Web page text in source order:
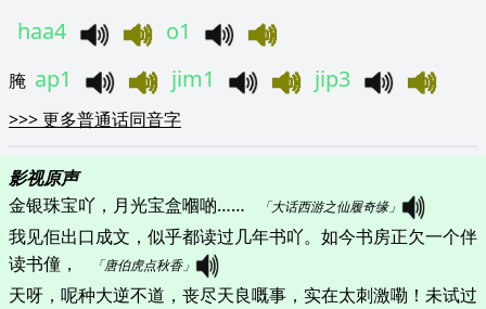
haa4
o1
腌 ap1 jim1 jip3
>>>更多普通话同音字
影视原声
金银珠宝吖，月光宝盒嗰啲……
「大话西游之仙履奇缘」
我见佢出口成文，似乎都读过几年书吖。如今书房正欠一个伴
读书僮，
「唐伯虎点秋香」
天呀，呢种大逆不道，丧尽天良嘅事，实在太刺激嘞！未试过